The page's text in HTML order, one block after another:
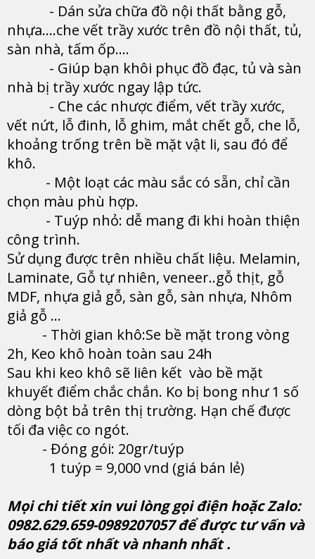
- Dán sửa chữa đồ nội thất bằng gỗ,
nhựa....che vết trầy xước trên đồ nội thất, tủ,
sàn nhà, tấm ốp....
- Giúp bạn khôi phục đồ đạc, tủ và sàn
nhà bị trầy xước ngay lập tức.
- Che các nhược điểm, vết trầy xước,
vết nứt, lỗ đinh, lỗ ghim, mắt chết gỗ, che lỗ,
khoảng trống trên bề mặt vật li, sau đó để
khô.
- Một loạt các màu sắc có sẵn, chỉ cần
chọn màu phù hợp.
- Tuýp nhỏ: dễ mang đi khi hoàn thiện
công trình.
Sử dụng được trên nhiều chất liệu. Melamin,
Laminate, Gỗ tự nhiên, veneer..gỗ thịt, gỗ
MDF, nhựa giả gỗ, sàn gỗ, sàn nhựa, Nhôm
giả gỗ ...
- Thời gian khô:Se bề mặt trong vòng
2h, Keo khô hoàn toàn sau 24h
Sau khi keo khô sẽ liên kết vào bề mặt
khuyết điểm chắc chắn. Ko bị bong như 1 số
dòng bột bả trên thị trường. Hạn chế được
tối đa việc co ngót.
- Đóng gói: 20gr/tuýp
1 tuýp = 9,000 vnd (giá bán lẻ)
Mọi chi tiết xin vui lòng gọi điện hoặc Zalo:
0982.629.659-0989207057 để được tư vấn và
báo giá tốt nhất và nhanh nhất .